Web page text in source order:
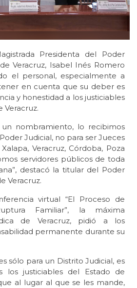
Presidenta del Poder
Veracruz, Isabel Inés Romero
el personal, especialmente a
en cuenta que su deber es
y honestidad a los justiciables
Veracruz.
un nombramiento, lo recibimos
Judicial, no para ser Jueces
Veracruz, Córdoba, Poza
servidores públicos de toda
destacó la titular del Poder
Veracruz.
virtual “El Proceso de
Familiar”, la máxima
de Veracruz, pidió a los
permanente durante su
sólo para un Distrito Judicial, es
los justiciables del Estado de
al lugar al que se les mande,